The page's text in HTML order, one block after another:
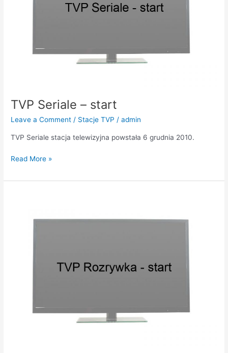
TVP Seriale – start
Leave a Comment / Stacje TVP /admin
TVP Seriale stacja telewizyjna powstała 6 grudnia 2010.
Read More »